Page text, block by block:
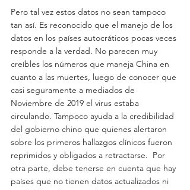
Pero tal vez estos datos no sean tampoco
tan así. Es reconocido que el manejo de los
datos en los países autocráticos pocas veces
responde a la verdad. No parecen muy
creíbles los números que maneja China en
cuanto a las muertes, luego de conocer que
casi seguramente a mediados de
Noviembre de 2019 el virus estaba
circulando. Tampoco ayuda a la credibilidad
del gobierno chino que quienes alertaron
sobre los primeros hallazgos clínicos fueron
reprimidos y obligados a retractarse.  Por
otra parte, debe tenerse en cuenta que hay
países que no tienen datos actualizados ni